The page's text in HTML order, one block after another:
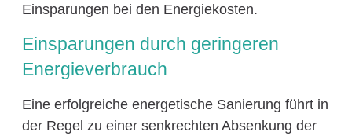
Einsparungen bei den Energiekosten.
Einsparungen durch geringeren
Energieverbrauch
Eine erfolgreiche energetische Sanierung führt in
der Regel zu einer senkrechten Absenkung der